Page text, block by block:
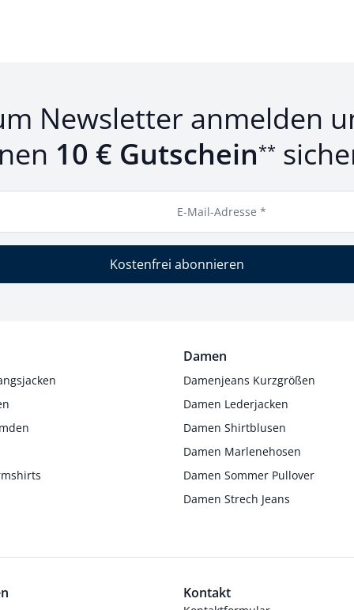
Newsletter anmelden
10 € Gutschein**
E-Mail-Adresse *
Kostenfrei abonnieren
Damen
Damenjeans Kurzgrößen
Damen Lederjacken
Damen Shirtblusen
Damen Marlenehosen
Damen Sommer Pullover
Damen Strech Jeans
Kontakt